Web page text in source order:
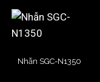
Nhẫn SGC-N1350